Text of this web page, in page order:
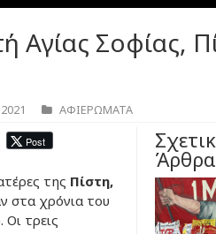
Αγίας Σοφίας,
ΑΦΙΕΡΩΜΑΤΑ
Άρθρα
Post
της Πίστη,
στα χρόνια του
τρεις